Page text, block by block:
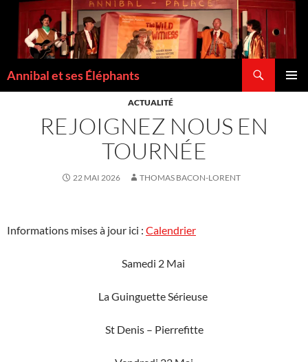
Annibal et ses Éléphants
ACTUALITÉ
REJOIGNEZ NOUS EN
TOURNÉE
22 MAI 2026 THOMAS BACON-LORENT
Informations mises à jour ici : Calendrier
Samedi 2 Mai
La Guinguette Sérieuse
St Denis – Pierrefitte